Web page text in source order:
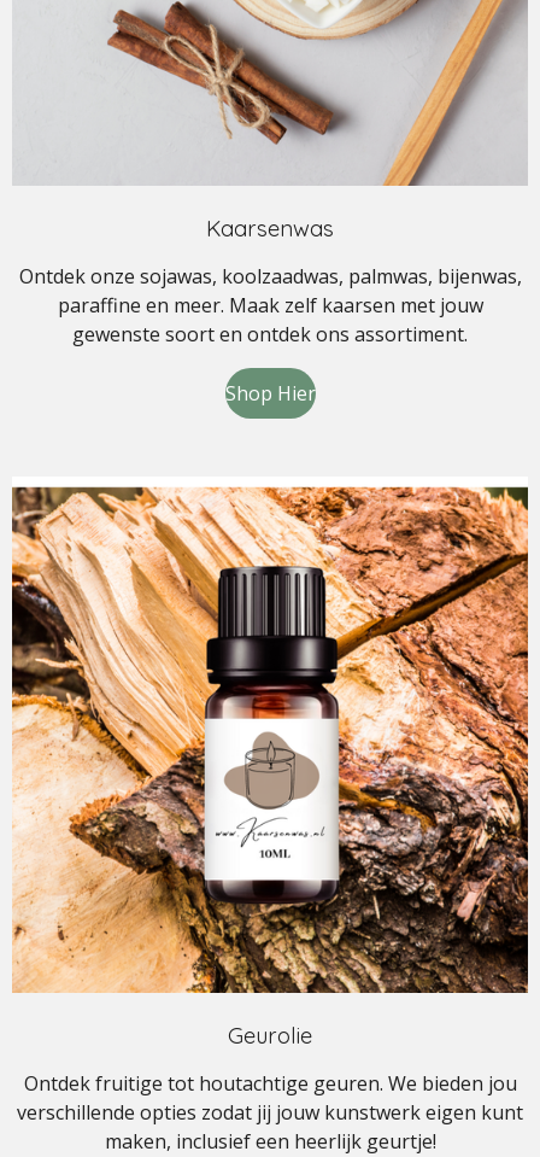
Kaarsenwas
Ontdek onze sojawas, koolzaadwas, palmwas, bijenwas,
paraffine en meer. Maak zelf kaarsen met jouw
gewenste soort en ontdek ons assortiment.
Shop Hier
Geurolie
Ontdek fruitige tot houtachtige geuren. We bieden jou
verschillende opties zodat jij jouw kunstwerk eigen kunt
maken, inclusief een heerlijk geurtje!